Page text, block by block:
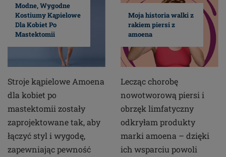
Modne, Wygodne
Kostiumy Kąpielowe
Dla Kobiet Po
Mastektomii
Stroje kąpielowe Amoena
dla kobiet po
mastektomii zostały
zaprojektowane tak, aby
łączyć styl i wygodę,
zapewniając pewność
Moja historia walki z
rakiem piersi z
amoena
Lecząc chorobę
nowotworową piersi i
obrzęk limfatyczny
odkryłam produkty
marki amoena – dzięki
ich wsparciu powoli